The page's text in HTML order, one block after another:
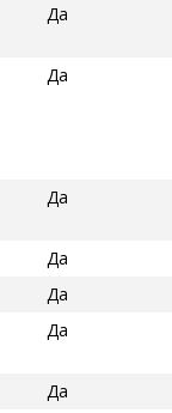
Да
Да
Да
Да
Да
Да
Да